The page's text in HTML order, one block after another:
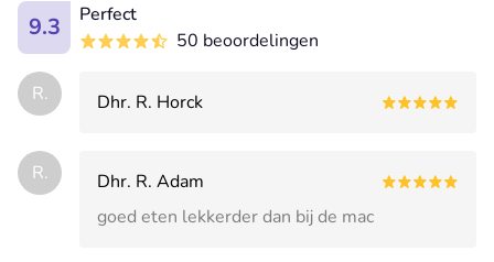
9.3
Perfect
50 beoordelingen
R. Dhr. R. Horck
R.
Dhr. R. Adam
goed eten lekkerder dan bij de mac